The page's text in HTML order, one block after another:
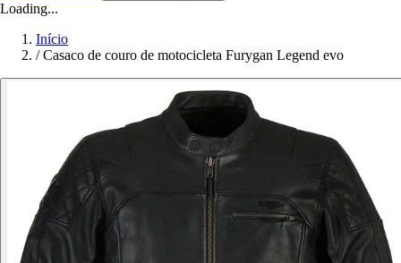
Loading...
Início
/ Casaco de couro de motocicleta Furygan Legend evo